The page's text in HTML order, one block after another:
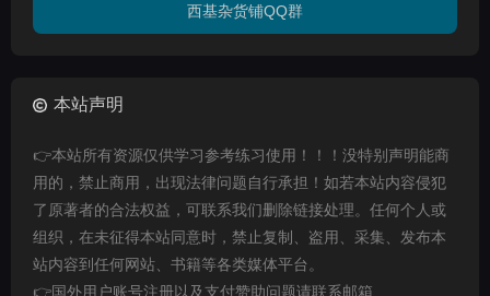
西基杂货铺QQ群
本站声明
👉本站所有资源仅供学习参考练习使用！！！没特别声明能商
用的，禁止商用，出现法律问题自行承担！如若本站内容侵犯
了原著者的合法权益，可联系我们删除链接处理。任何个人或
组织，在未征得本站同意时，禁止复制、盗用、采集、发布本
站内容到任何网站、书籍等各类媒体平台。
👉国外用户账号注册以及支付赞助问题请联系邮箱